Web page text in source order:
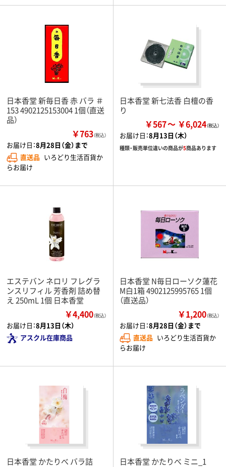
日本香堂 新毎日香 赤 バラ ＃
153 4902125153004 1個（直送
品）
￥763（税込）
お届け日：8月28日（金）まで
直送品 いろどり生活百貨か
らお届け
日本香堂 新七法香 白檀の香
り
￥567 ￥6,024
お届け日：8月13日（木）
種類・販売単位違いの商品が5商品あります
エステバン ネロリ フレグラ
ンスリフィル 芳香剤 詰め替
え 250mL 1個 日本香堂
￥4,400（税込）
お届け日：8月13日（木）
アスクル在庫商品
日本香堂 N毎日ローソク蓮花
M白1箱 4902125995765 1個
（直送品）
￥1,200（税込）
お届け日：8月28日（金）まで
直送品 いろどり生活百貨か
らお届け
日本香堂 かたりべ バラ詰 日本香堂 かたりべ ミニ_1